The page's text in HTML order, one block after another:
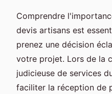
Comprendre
devis artisans est
prenez une décision
votre projet. Lors de la
judicieuse de services
faciliter la réception de